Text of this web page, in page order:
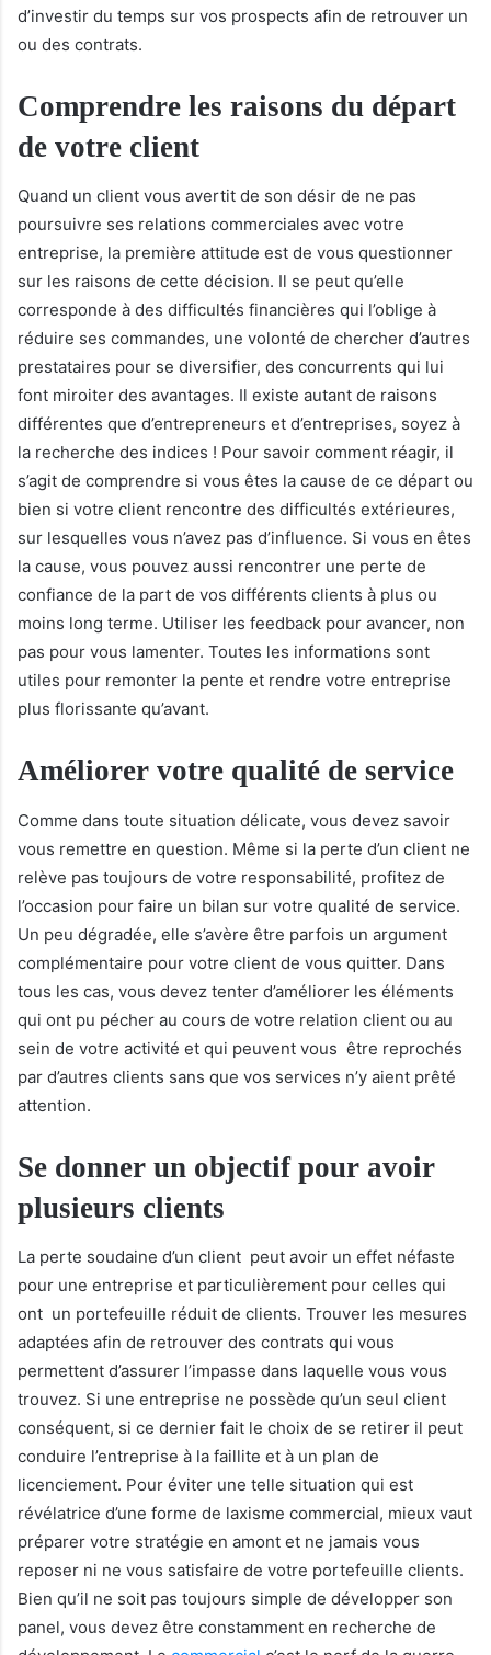
d’investir du temps sur vos prospects afin de retrouver un
ou des contrats.
Comprendre les raisons du départ
de votre client
Quand un client vous avertit de son désir de ne pas
poursuivre ses relations commerciales avec votre
entreprise, la première attitude est de vous questionner
sur les raisons de cette décision. Il se peut qu’elle
corresponde à des difficultés financières qui l’oblige à
réduire ses commandes, une volonté de chercher d’autres
prestataires pour se diversifier, des concurrents qui lui
font miroiter des avantages. Il existe autant de raisons
différentes que d’entrepreneurs et d’entreprises, soyez à
la recherche des indices ! Pour savoir comment réagir, il
s’agit de comprendre si vous êtes la cause de ce départ ou
bien si votre client rencontre des difficultés extérieures,
sur lesquelles vous n’avez pas d’influence. Si vous en êtes
la cause, vous pouvez aussi rencontrer une perte de
confiance de la part de vos différents clients à plus ou
moins long terme. Utiliser les feedback pour avancer, non
pas pour vous lamenter. Toutes les informations sont
utiles pour remonter la pente et rendre votre entreprise
plus florissante qu’avant.
Améliorer votre qualité de service
Comme dans toute situation délicate, vous devez savoir
vous remettre en question. Même si la perte d’un client ne
relève pas toujours de votre responsabilité, profitez de
l’occasion pour faire un bilan sur votre qualité de service.
Un peu dégradée, elle s’avère être parfois un argument
complémentaire pour votre client de vous quitter. Dans
tous les cas, vous devez tenter d’améliorer les éléments
qui ont pu pécher au cours de votre relation client ou au
sein de votre activité et qui peuvent vous être reprochés
par d’autres clients sans que vos services n’y aient prêté
attention.
Se donner un objectif pour avoir
plusieurs clients
La perte soudaine d’un client peut avoir un effet néfaste
pour une entreprise et particulièrement pour celles qui
ont un portefeuille réduit de clients. Trouver les mesures
adaptées afin de retrouver des contrats qui vous
permettent d’assurer l’impasse dans laquelle vous vous
trouvez. Si une entreprise ne possède qu’un seul client
conséquent, si ce dernier fait le choix de se retirer il peut
conduire l’entreprise à la faillite et à un plan de
licenciement. Pour éviter une telle situation qui est
révélatrice d’une forme de laxisme commercial, mieux vaut
préparer votre stratégie en amont et ne jamais vous
reposer ni ne vous satisfaire de votre portefeuille clients.
Bien qu’il ne soit pas toujours simple de développer son
panel, vous devez être constamment en recherche de